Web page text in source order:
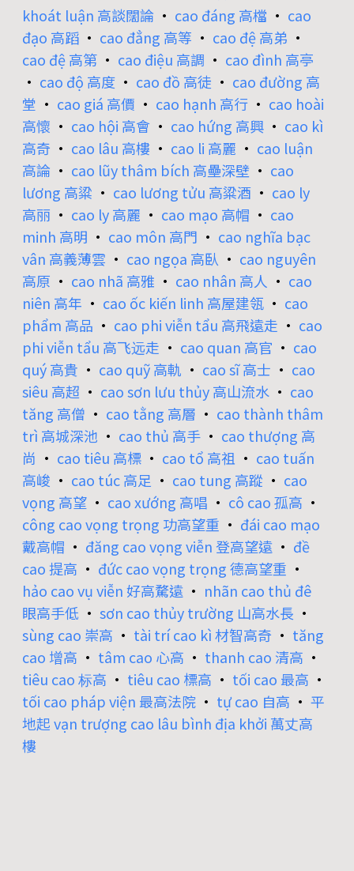
khoát luận 高談闊論 • cao đáng 高檔 • cao
đạo 高蹈 • cao đẳng 高等 • cao đệ 高弟 •
cao đệ 高第 • cao điệu 高調 • cao đình 高亭
• cao độ 高度 • cao đồ 高徒 • cao đường 高
堂 • cao giá 高價 • cao hạnh 高行 • cao hoài
高懷 • cao hội 高會 • cao hứng 高興 • cao kì
高奇 • cao lâu 高樓 • cao li 高麗 • cao luận
高論 • cao lũy thâm bích 高壘深壁 • cao
lương 高粱 • cao lương tửu 高粱酒 • cao ly
高丽 • cao ly 高麗 • cao mạo 高帽 • cao
minh 高明 • cao môn 高門 • cao nghĩa bạc
vân 高義薄雲 • cao ngọa 高臥 • cao nguyên
高原 • cao nhã 高雅 • cao nhân 高人 • cao
niên 高年 • cao ốc kiến linh 高屋建瓴 • cao
phẩm 高品 • cao phi viễn tẩu 高飛遠走 • cao
phi viễn tẩu 高飞远走 • cao quan 高官 • cao
quý 高貴 • cao quỹ 高軌 • cao sĩ 高士 • cao
siêu 高超 • cao sơn lưu thủy 高山流水 • cao
tăng 高僧 • cao tằng 高層 • cao thành thâm
trì 高城深池 • cao thủ 高手 • cao thượng 高
尚 • cao tiêu 高標 • cao tổ 高祖 • cao tuấn
高峻 • cao túc 高足 • cao tung 高蹤 • cao
vọng 高望 • cao xướng 高唱 • cô cao 孤高 •
công cao vọng trọng 功高望重 • đái cao mạo
戴高帽 • đăng cao vọng viễn 登高望遠 • đề
cao 提高 • đức cao vọng trọng 德高望重 •
hảo cao vụ viễn 好高騖遠 • nhãn cao thủ đê
眼高手低 • sơn cao thủy trường 山高水長 •
sùng cao 崇高 • tài trí cao kì 材智高奇 • tăng
cao 增高 • tâm cao 心高 • thanh cao 清高 •
tiêu cao 标高 • tiêu cao 標高 • tối cao 最高 •
tối cao pháp viện 最高法院 • tự cao 自高 • 平
地起 vạn trượng cao lâu bình địa khởi 萬丈高
樓